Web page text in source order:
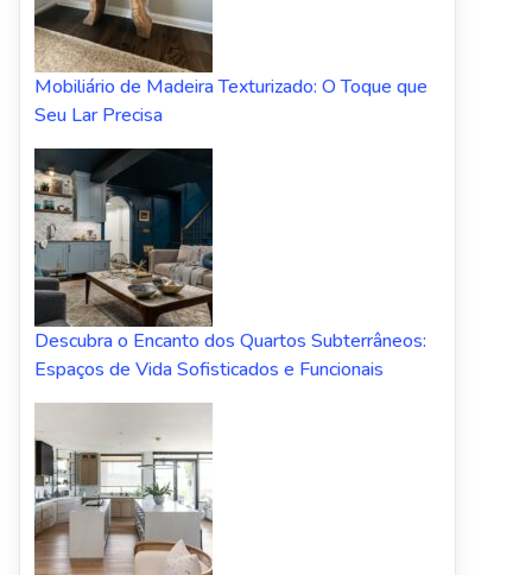
Mobiliário de Madeira Texturizado: O Toque que
Seu Lar Precisa
Descubra o Encanto dos Quartos Subterrâneos:
Espaços de Vida Sofisticados e Funcionais